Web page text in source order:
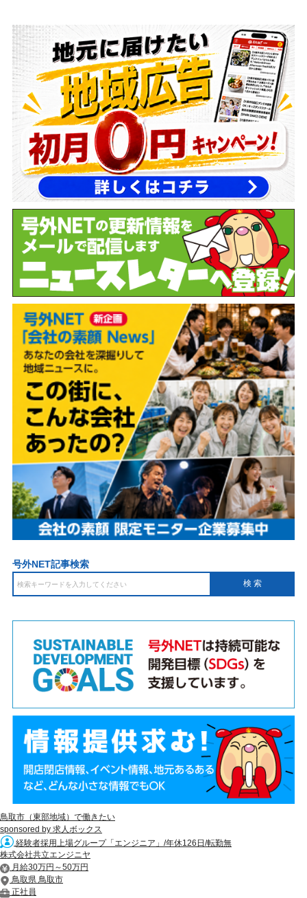
号外NET記事検索
鳥取市（東部地域）で働きたい
sponsored by 求人ボックス
経験者採用上場グループ「エンジニア」/年休126日/転勤無
株式会社共立エンジニヤ
月給30万円～50万円
鳥取県 鳥取市
正社員